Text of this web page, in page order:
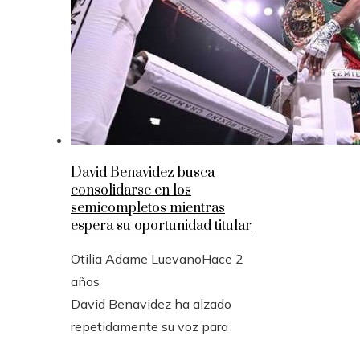
David Benavidez busca
consolidarse en los
semicompletos mientras
espera su oportunidad titular
Otilia Adame LuevanoHace 2
años
David Benavidez ha alzado
repetidamente su voz para